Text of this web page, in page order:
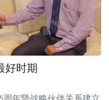
好时期